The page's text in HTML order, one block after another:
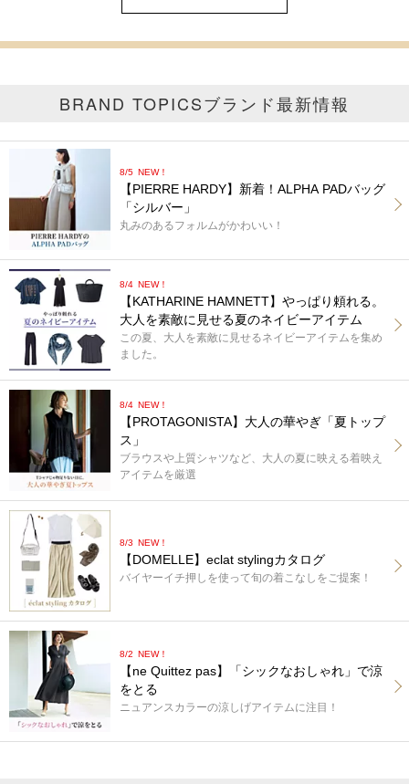
BRAND TOPICSブランド最新情報
8/5 NEW！
【PIERRE HARDY】新着！ALPHA PADバッグ
「シルバー」
丸みのあるフォルムがかわいい！
8/4 NEW！
【KATHARINE HAMNETT】やっぱり頼れる。
大人を素敵に見せる夏のネイビーアイテム
この夏、大人を素敵に見せるネイビーアイテムを集め
ました。
8/4 NEW！
【PROTAGONISTA】大人の華やぎ「夏トップ
ス」
ブラウスや上質シャツなど、大人の夏に映える着映え
アイテムを厳選
8/3 NEW！
【DOMELLE】eclat stylingカタログ
バイヤーイチ押しを使って旬の着こなしをご提案！
8/2 NEW！
【ne Quittez pas】「シックなおしゃれ」で涼
をとる
ニュアンスカラーの涼しげアイテムに注目！